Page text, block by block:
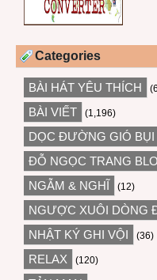
Categories
BÀI HÁT YÊU THÍCH
BÀI VIẾT (1,196)
DỌC ĐƯỜNG GIÓ BỤI
ĐỖ NGỌC TRANG
NGẪM & NGHĨ (12)
NGƯỢC XUÔI DÒNG
NHẬT KÝ GHI VỘI (36)
RELAX (120)